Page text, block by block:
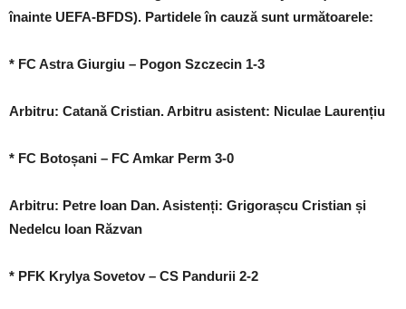
înainte UEFA-BFDS). Partidele în cauză sunt următoarele:
* FC Astra Giurgiu – Pogon Szczecin 1-3
Arbitru: Catană Cristian. Arbitru asistent: Niculae Laurențiu
* FC Botoșani – FC Amkar Perm 3-0
Arbitru: Petre Ioan Dan. Asistenți: Grigorașcu Cristian și
Nedelcu Ioan Răzvan
* PFK Krylya Sovetov – CS Pandurii 2-2